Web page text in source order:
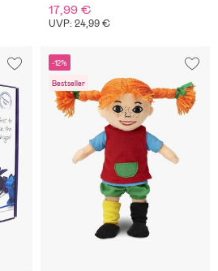
17,99 €
UVP: 24,99 €
-12%
Bestseller